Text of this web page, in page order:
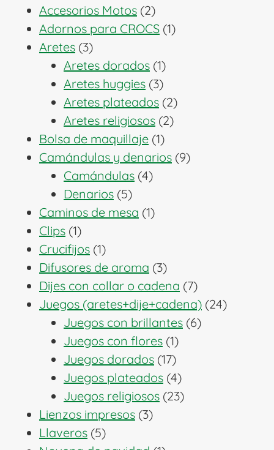
productos
Accesorios Motos 22
productos
Adornos para CROCS 11
Aretes 33
productos
Aretes dorados 11
producto
Aretes huggies 33
productos
Aretes plateados 22
productos
Aretes religiosos 22
Bolsa de maquillaje 11
producto
Camándulas y denarios 99
Camándulas 44
Denarios 55
productos
Caminos de mesa 11
Clips 11
producto
Crucifijos 11
producto
Difusores de aroma 33
productos
Dijes con collar o cadena 77
productos
Juegos (aretes+dije+cadena) 2424
Juegos con brillantes 66
Juegos con flores 11
producto
Juegos dorados 1717
productos
Juegos plateados 44
productos
Juegos religiosos 2323
Lienzos impresos 33
Llaveros 55